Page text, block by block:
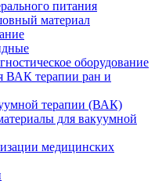
питания
материал
оборудование
ВАК терапии ран и
терапии (ВАК)
для вакуумной
медицинских